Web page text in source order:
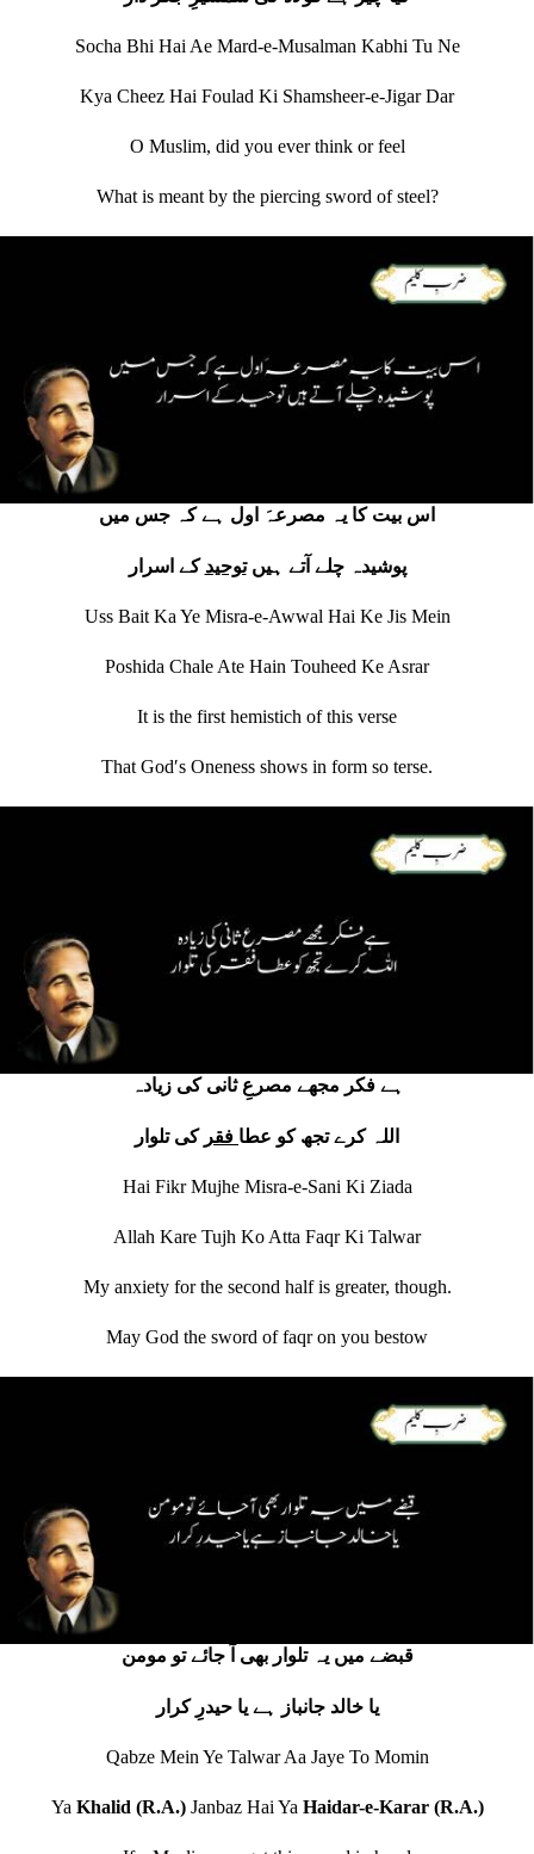
Socha Bhi Hai Ae Mard-e-Musalman Kabhi Tu Ne
Kya Cheez Hai Foulad Ki Shamsheer-e-Jigar Dar
O Muslim, did you ever think or feel
What is meant by the piercing sword of steel?
اس بیت کا یہ مصرعہَ اول ہے کہ جس میں
پوشیدہ چلے آتے ہیںتوحید کے اسرار
Uss Bait Ka Ye Misra-e-Awwal Hai Ke Jis Mein
Poshida Chale Ate Hain Touheed Ke Asrar
It is the first hemistich of this verse
That Godʹs Oneness shows in form so terse.
ہے فکر مجھے مصرعِ ثانی کی زیادہ
اللہ کرے تجھ کو عطا فقر کی تلوار
Hai Fikr Mujhe Misra-e-Sani Ki Ziada
Allah Kare Tujh Ko Atta Faqr Ki Talwar
My anxiety for the second half is greater, though.
May God the sword of faqr on you bestow
قبضے میں یہ تلوار بھی آ جائے تو مومن
یا خالد جانباز ہے یا حیدرِ کرار
Qabze Mein Ye Talwar Aa Jaye To Momin
Ya Khalid (R.A.)Janbaz Hai Ya Haidar-e-Karar (R.A.)